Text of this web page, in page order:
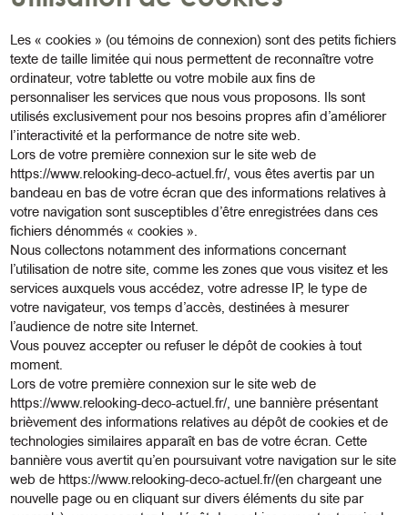
Les « cookies » (ou témoins de connexion) sont des petits fichiers
texte de taille limitée qui nous permettent de reconnaître votre
ordinateur, votre tablette ou votre mobile aux fins de
personnaliser les services que nous vous proposons. Ils sont
utilisés exclusivement pour nos besoins propres afin d’améliorer
l’interactivité et la performance de notre site web.
Lors de votre première connexion sur le site web de
https://www.relooking-deco-actuel.fr/, vous êtes avertis par un
bandeau en bas de votre écran que des informations relatives à
votre navigation sont susceptibles d’être enregistrées dans ces
fichiers dénommés « cookies ».
Nous collectons notamment des informations concernant
l’utilisation de notre site, comme les zones que vous visitez et les
services auxquels vous accédez, votre adresse IP, le type de
votre navigateur, vos temps d’accès, destinées à mesurer
l’audience de notre site Internet.
Vous pouvez accepter ou refuser le dépôt de cookies à tout
moment.
Lors de votre première connexion sur le site web de
https://www.relooking-deco-actuel.fr/, une bannière présentant
brièvement des informations relatives au dépôt de cookies et de
technologies similaires apparaît en bas de votre écran. Cette
bannière vous avertit qu’en poursuivant votre navigation sur le site
web de https://www.relooking-deco-actuel.fr/(en chargeant une
nouvelle page ou en cliquant sur divers éléments du site par